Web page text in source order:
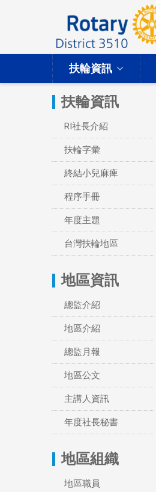
扶輪資訊
扶輪資訊
RI社長介紹
扶輪字彙
終結小兒麻痺
程序手冊
年度主題
台灣扶輪地區
地區資訊
總監介紹
地區介紹
總監月報
地區公文
主講人資訊
年度社長秘書
地區組織
地區職員